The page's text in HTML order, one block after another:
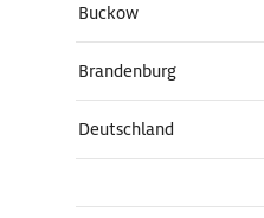
Buckow
Brandenburg
Deutschland